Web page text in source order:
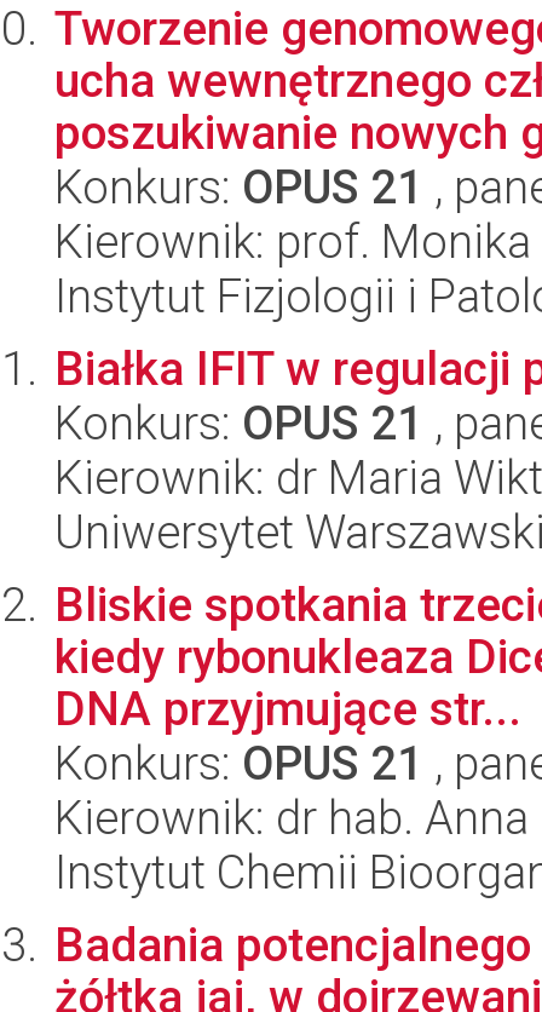
Tworzenie
ucha wewnętrznego
poszukiwanie nowych
Konkurs: OPUS 21 ,
Kierownik: prof. Monika
Instytut Fizjologii i
Białka IFIT w regulacji
Konkurs: OPUS 21 ,
Kierownik: dr Maria
Uniwersytet
Bliskie spotkania
kiedy rybonukleaza
DNA przyjmujące str...
Konkurs: OPUS 21 ,
Kierownik: dr hab.
Instytut Chemii
Badania
żółtka jaj, w